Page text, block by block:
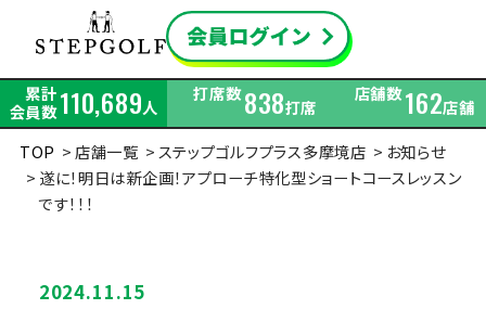
累計
会員数110,689人
打席数838打席
店舗数162店舗
TOP
店舗一覧 ステップゴルフプラス多摩境店
お知らせ
遂に！明日は新企画！アプローチ特化型ショートコースレッスン
です！！！
2024.11.15